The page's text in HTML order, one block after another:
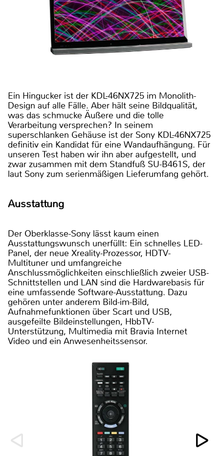
Ein Hingucker ist der KDL-46NX725 im Monolith-
Design auf alle Fälle. Aber hält seine Bildqualität,
was das schmucke Äußere und die tolle
Verarbeitung versprechen? In seinem
superschlanken Gehäuse ist der Sony KDL-46NX725
definitiv ein Kandidat für eine Wandaufhängung. Für
unseren Test haben wir ihn aber aufgestellt, und
zwar zusammen mit dem Standfuß SU-B461S, der
laut Sony zum serienmäßigen Lieferumfang gehört.
Ausstattung
Der Oberklasse-Sony lässt kaum einen
Ausstattungswunsch unerfüllt: Ein schnelles LED-
Panel, der neue Xreality-Prozessor, HDTV-
Multituner und umfangreiche
Anschlussmöglichkeiten einschließlich zweier USB-
Schnittstellen und LAN sind die Hardwarebasis für
eine umfassende Software-Ausstattung. Dazu
gehören unter anderem Bild-im-Bild,
Aufnahmefunktionen über Scart und USB,
ausgefeilte Bildeinstellungen, HbbTV-
Unterstützung, Multimedia mit Bravia Internet
Video und ein Anwesenheitssensor.